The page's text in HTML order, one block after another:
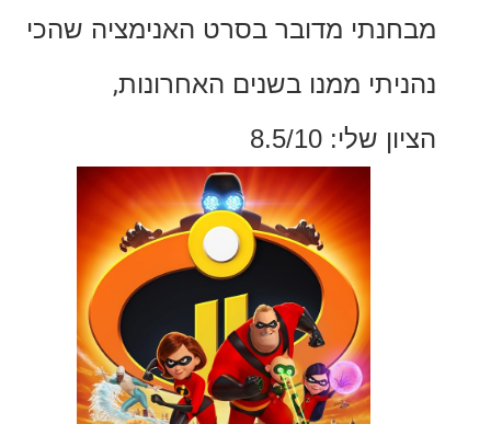
מדובר בסרט האנימציה שהכי
ממנו בשנים האחרונות,
8.5/10